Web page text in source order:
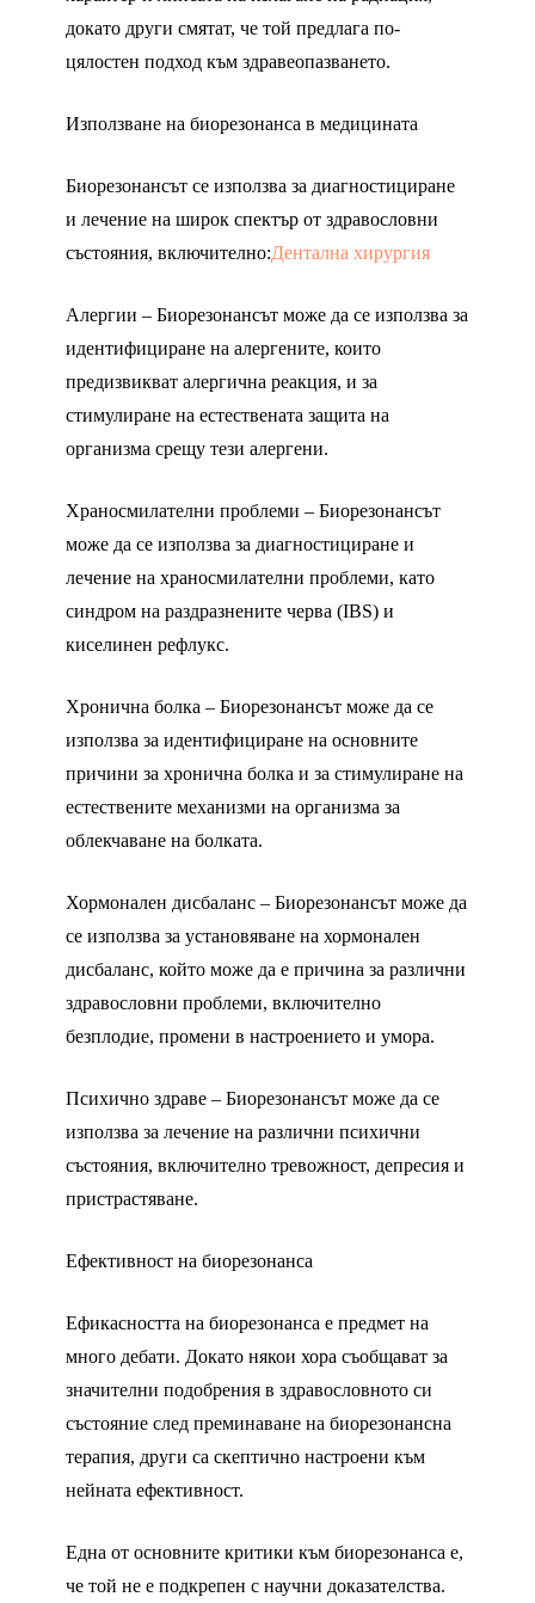
докато други смятат, че той предлага по-
цялостен подход към здравеопазването.
Използване на биорезонанса в медицината
Биорезонансът се използва за диагностициране
и лечение на широк спектър от здравословни
състояния, включително:Дентална хирургия
Алергии – Биорезонансът може да се използва за
идентифициране на алергените, които
предизвикват алергична реакция, и за
стимулиране на естествената защита на
организма срещу тези алергени.
Храносмилателни проблеми – Биорезонансът
може да се използва за диагностициране и
лечение на храносмилателни проблеми, като
синдром на раздразнените черва (IBS) и
киселинен рефлукс.
Хронична болка – Биорезонансът може да се
използва за идентифициране на основните
причини за хронична болка и за стимулиране на
естествените механизми на организма за
облекчаване на болката.
Хормонален дисбаланс – Биорезонансът може да
се използва за установяване на хормонален
дисбаланс, който може да е причина за различни
здравословни проблеми, включително
безплодие, промени в настроението и умора.
Психично здраве – Биорезонансът може да се
използва за лечение на различни психични
състояния, включително тревожност, депресия и
пристрастяване.
Ефективност на биорезонанса
Ефикасността на биорезонанса е предмет на
много дебати. Докато някои хора съобщават за
значителни подобрения в здравословното си
състояние след преминаване на биорезонансна
терапия, други са скептично настроени към
нейната ефективност.
Една от основните критики към биорезонанса е,
че той не е подкрепен с научни доказателства.